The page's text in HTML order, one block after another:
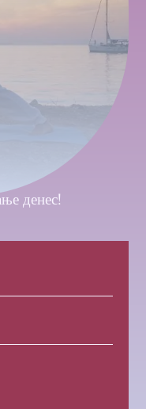
денес!